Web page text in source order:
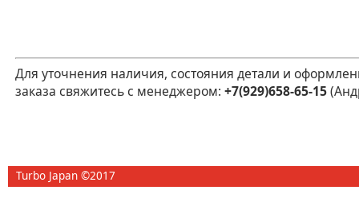
Для уточнения наличия, состояния детали и
заказа свяжитесь с менеджером: +7(929)658-65-15
Turbo Japan ©2017